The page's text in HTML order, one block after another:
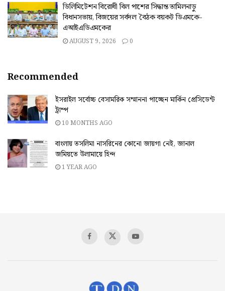
ডিলিমিটেশন বিরোধী বিল পাশের সিদ্ধান্ত তামিলনাড়ু
বিধানসভায়, বিজয়ের সর্বদল বৈঠক বয়কট ডিএমকে-
এআইএডিএমকের
AUGUST 9, 2026 0
Recommended
ইসরাইল সর্বোচ্চ বেসামরিক সম্মাননা পাচ্ছেন মার্কিন প্রেসিডেন্ট
ট্রাম্প
10 MONTHS AGO
বাংলায় তসলিমা নাসরিনের কোনো জায়গা নেই, জানাল
জমিয়তে উলামায়ে হিন্দ
1 YEAR AGO